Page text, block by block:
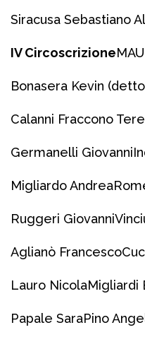
Siracusa Sebastiano
IV Circoscrizione
Bonasera Kevin
Calanni Fraccono
Germanelli Giovanni
Migliardo Andrea
Ruggeri Giovanni
Aglianò Francesco
Lauro NicolaMigliardi
Papale SaraPino